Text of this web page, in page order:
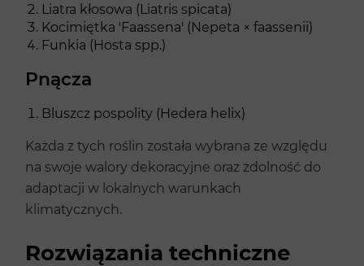
Liatra kłosowa (Liatris spicata)
Kocimiętka 'Faassena' (Nepeta × faassenii)
Funkia (Hosta spp.)
Pnącza
Bluszcz pospolity (Hedera helix)
Każda z tych roślin została wybrana ze względu
na swoje walory dekoracyjne oraz zdolność do
adaptacji w lokalnych warunkach
klimatycznych.
Rozwiązania techniczne